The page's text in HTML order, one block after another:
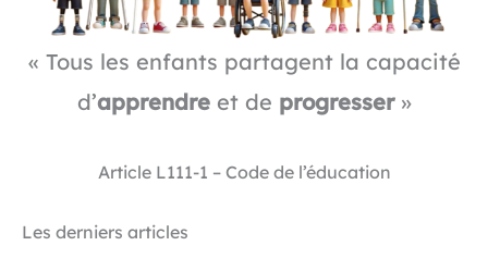
« Tous les enfants partagent la capacité
d’apprendreet de progresser»
Article L111-1 – Code de l’éducation
Les derniers articles